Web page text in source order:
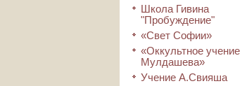
Школа Гивина
"Пробуждение"
«Свет Софии»
«Оккультное учение
Мулдашева»
Учение А.Свияша